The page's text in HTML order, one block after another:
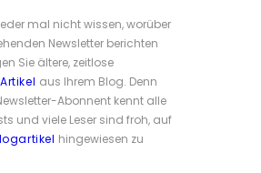
mal nicht wissen, worüber
Newsletter berichten
Sie ältere, zeitlose
aus Ihrem Blog. Denn
Abonnent kennt alle
und viele Leser sind froh, auf
hingewiesen zu